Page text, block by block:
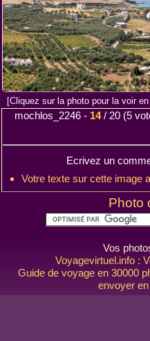
[Cliquez sur la photo pour la voir
mochlos_2246 - 14/ 20 (5
Ecrivez un
Votre texte sur cette image
Photo
Vos
Voyagevirtuel.info :
Guide de voyage en 30000
envoyer